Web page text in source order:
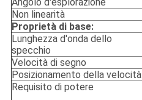
Non linearità
Proprietà di base:
Lunghezza d'onda dello
specchio
Velocità di segno
Posizionamento della velocità
Requisito di potere